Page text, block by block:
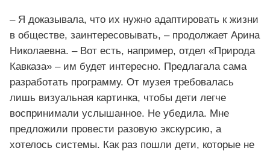
– Я доказывала, что их нужно адаптировать к жизни
в обществе, заинтересовывать, – продолжает Арина
Николаевна. – Вот есть, например, отдел «Природа
Кавказа» – им будет интересно. Предлагала сама
разработать программу. От музея требовалась
лишь визуальная картинка, чтобы дети легче
воспринимали услышанное. Не убедила. Мне
предложили провести разовую экскурсию, а
хотелось системы. Как раз пошли дети, которые не